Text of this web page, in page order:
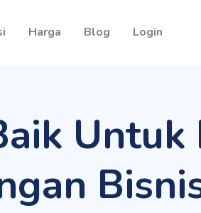
Harga Blog Login